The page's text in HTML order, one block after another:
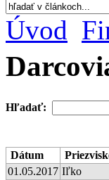
Úvod
Hľadať:
Dátum
01.05.2017 Iľko